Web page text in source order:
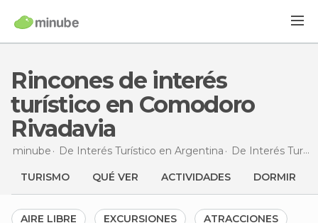
Rincones de interés
turístico en Comodoro
Rivadavia
minube De Interés Turístico en Argentina De Interés Turístico en
TURISMO QUÉ VER ACTIVIDADES DORMIR
AIRE LIBRE EXCURSIONES ATRACCIONES